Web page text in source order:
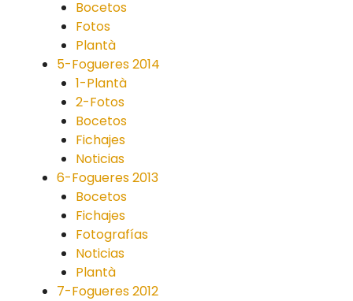
Bocetos
Fotos
Plantà
5-Fogueres 2014
1-Plantà
2-Fotos
Bocetos
Fichajes
Noticias
6-Fogueres 2013
Bocetos
Fichajes
Fotografías
Noticias
Plantà
7-Fogueres 2012